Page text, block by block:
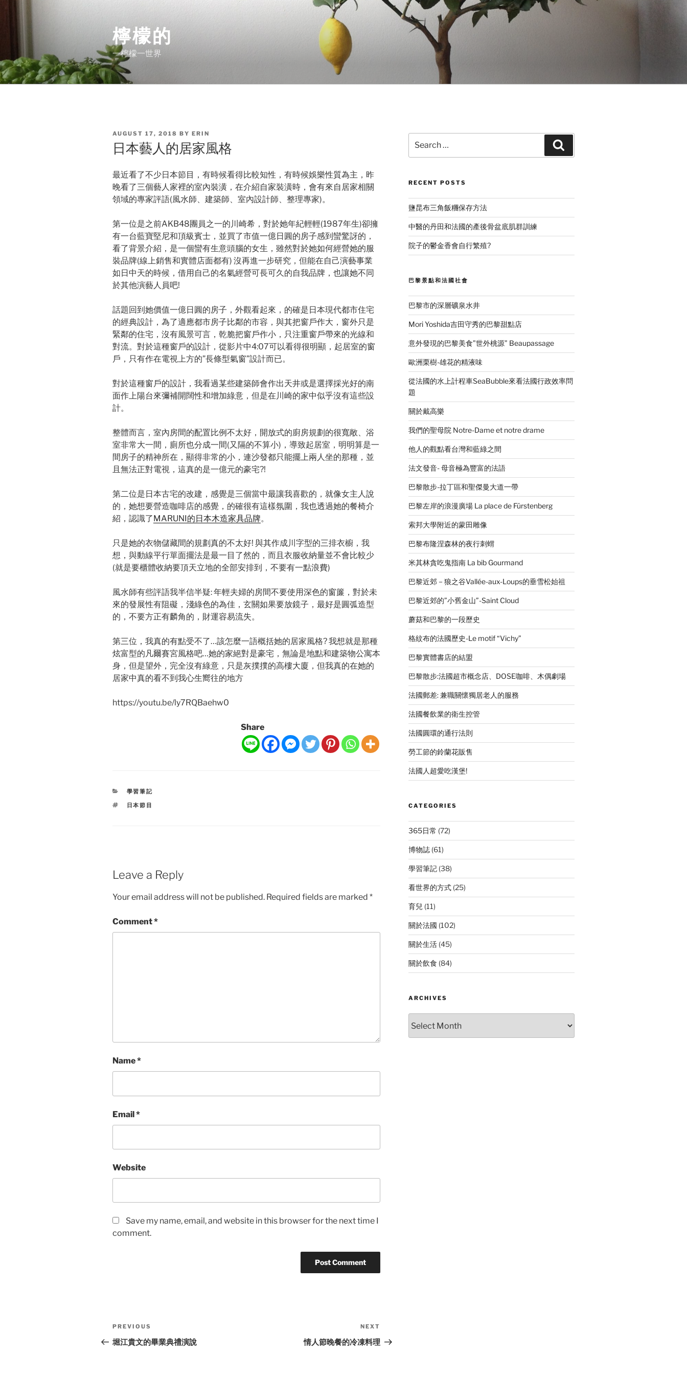
檸檬的
一檸檬一世界
POSTED
ON
AUGUST 17, 2018 BY ERIN
日本藝人的居家風格
最近看了不少日本節目，有時候看得比較知性，有時候娛樂性質為主，昨
晚看了三個藝人家裡的室內裝潢，在介紹自家裝潢時，會有來自居家相關
領域的專家評語(風水師、建築師、室內設計師、整理專家)。
第一位是之前AKB48團員之一的川崎希，對於她年紀輕輕(1987年生)卻擁
有一台藍寶堅尼和頂級賓士，並買了市值一億日圓的房子感到蠻驚訝的，
看了背景介紹，是一個蠻有生意頭腦的女生，雖然對於她如何經營她的服
裝品牌(線上銷售和實體店面都有) 沒再進一步研究，但能在自己演藝事業
如日中天的時候，借用自己的名氣經營可長可久的自我品牌，也讓她不同
於其他演藝人員吧!
話題回到她價值一億日圓的房子，外觀看起來，的確是日本現代都市住宅
的經典設計，為了適應都市房子比鄰的市容，與其把窗戶作大，窗外只是
緊鄰的住宅，沒有風景可言，乾脆把窗戶作小，只注重窗戶帶來的光線和
對流。對於這種窗戶的設計，從影片中4:07可以看得很明顯，起居室的窗
戶，只有作在電視上方的”長條型氣窗”設計而已。
對於這種窗戶的設計，我看過某些建築師會作出天井或是選擇採光好的南
面作上陽台來彌補開闊性和增加綠意，但是在川崎的家中似乎沒有這些設
計。
整體而言，室內房間的配置比例不太好，開放式的廚房規劃的很寬敞、浴
室非常大一間，廁所也分成一間(又隔的不算小)，導致起居室，明明算是一
間房子的精神所在，顯得非常的小，連沙發都只能擺上兩人坐的那種，並
且無法正對電視，這真的是一億元的豪宅?!
第二位是日本古宅的改建，感覺是三個當中最讓我喜歡的，就像女主人說
的，她想要營造咖啡店的感覺，的確很有這樣氛圍，我也透過她的餐椅介
紹，認識了 MARUNI的日本木造家具品牌。
只是她的衣物儲藏間的規劃真的不太好! 與其作成川字型的三排衣櫥，我
想，與動線平行單面擺法是最一目了然的，而且衣服收納量並不會比較少
(就是要櫃體收納要頂天立地的全部安排到，不要有一點浪費)
風水師有些評語我半信半疑: 年輕夫婦的房間不要使用深色的窗簾，對於未
來的發展性有阻礙，淺綠色的為佳，玄關如果要放鏡子，最好是圓弧造型
的，不要方正有麟角的，財運容易流失。
第三位，我真的有點受不了…該怎麼一語概括她的居家風格? 我想就是那種
炫富型的凡爾賽宮風格吧…她的家絕對是豪宅，無論是地點和建築物公寓本
身，但是望外，完全沒有綠意，只是灰撲撲的高樓大廈，但我真的在她的
居家中真的看不到我心生嚮往的地方
https://youtu.be/ly7RQBaehw0
Share
CATEGORIES
學習筆記
TAGS
日本節目
Leave a Reply
Your email address will not be published. Required fields are marked *
Comment*
Name*
Email*
Website
Save my name, email, and website in this browser for the next time I
comment.
Post
navigation
Previous
Post
PREVIOUS
堀江貴文的畢業典禮演說
Post
NEXT
情人節晚餐的冷凍料理
for:
RECENT POSTS
鹽昆布三角飯糰保存方法
中醫的丹田和法國的產後骨盆底肌群訓練
院子的鬱金香會自行繁殖?
巴黎景點和法國社會
巴黎市的深層礦泉水井
Mori Yoshida吉田守秀的巴黎甜點店
意外發現的巴黎美食”世外桃源” Beaupassage
歐洲栗樹-雄花的精液味
從法國的水上計程車SeaBubble來看法國行政效率問
題
關於戴高樂
我們的聖母院 Notre-Dame et notre drame
他人的觀點看台灣和藍綠之間
法文發音- 母音極為豐富的法語
巴黎散步-拉丁區和聖傑曼大道一帶
巴黎左岸的浪漫廣場 La place de Fürstenberg
索邦大學附近的蒙田雕像
巴黎布隆涅森林的夜行刺蝟
米其林貪吃鬼指南 La bib Gourmand
巴黎近郊－狼之谷Vallée-aux-Loups的垂雪松始祖
巴黎近郊的”小舊金山”-Saint Cloud
蘑菇和巴黎的一段歷史
格紋布的法國歷史-Le motif “Vichy”
巴黎實體書店的結盟
巴黎散步:法國超市概念店、DOSE咖啡、木偶劇場
法國郵差: 兼職關懷獨居老人的服務
法國餐飲業的衛生控管
法國圓環的通行法則
勞工節的鈴蘭花販售
法國人超愛吃漢堡!
CATEGORIES
365日常 (72)
博物誌(61)
學習筆記(38)
看世界的方式(25)
育兒 (11)
關於法國 (102)
關於生活(45)
關於飲食 (84)
ARCHIVES